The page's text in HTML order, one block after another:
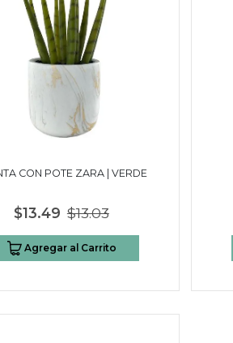
CON POTE ZARA | VERDE
$13.49 $13.03
Agregar al Carrito